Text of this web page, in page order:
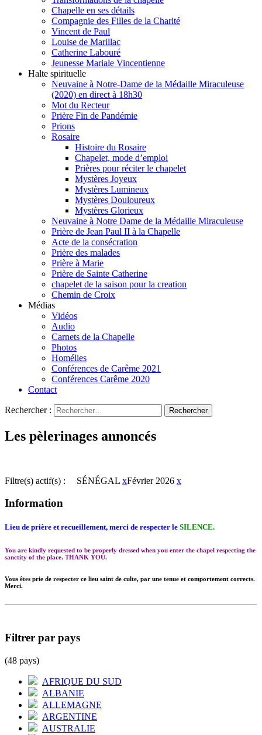
Chapelle en ses détails
Compagnie des Filles de la Charité
Vincent de Paul
Louise de Marillac
Catherine Labouré
Jeunesse Mariale Vincentienne
Halte spirituelle
Neuvaine à Notre-Dame de la Médaille Miraculeuse
(2020) en direct à 18h30
Mot du Recteur
Prière Fin de Pandémie
Prions
Rosaire
Histoire du Rosaire
Chapelet, mode d’emploi
Prières pour réciter le chapelet
Mystères Joyeux
Mystères Lumineux
Mystères Douloureux
Mystères Glorieux
Neuvaine à Notre Dame de la Médaille Miraculeuse
Prière de Jean Paul II à la Chapelle
Acte de la consécration
Prière des malades
Prière à Marie
Prière de Sainte Catherine
chapelet de la saison pour la creation
Chemin de Croix
Médias
Vidéos
Audio
Carnets de la Chapelle
Photos
Homélies
Conférences de Carême 2021
Conférences Carême 2020
Contact
Rechercher :
Les pèlerinages annoncés
Filtre(s) actif(s) : SÉNÉGAL xFévrier 2026 x
Information
Lieu de prière et recueillement, merci de respecter le SILENCE.
You are kindly requested to be properly dressed when you enter the chapel respecting the
sanctity of the place. THANK YOU.
Vous êtes prie de respecter ce lieu saint de culte, par une tenue et comportement corrects.
Merci.
Filtrer par pays
(48 pays)
AFRIQUE DU SUD
ALBANIE
ALLEMAGNE
ARGENTINE
AUSTRALIE